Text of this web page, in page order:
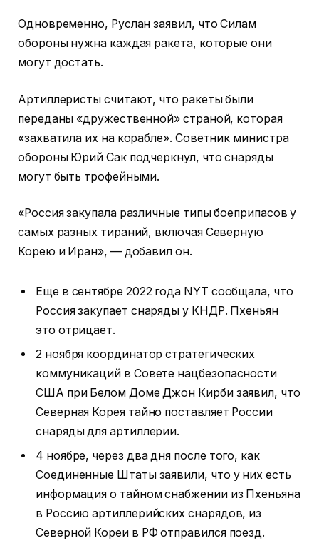
Одновременно, Руслан заявил, что Силам
обороны нужна каждая ракета, которые они
могут достать.
Артиллеристы считают, что ракеты были
переданы «дружественной» страной, которая
«захватила их на корабле». Советник министра
обороны Юрий Сак подчеркнул, что снаряды
могут быть трофейными.
«Россия закупала различные типы боеприпасов у
самых разных тираний, включая Северную
Корею и Иран», — добавил он.
Еще в сентябре 2022 года NYT сообщала, что
Россия закупает снаряды у КНДР. Пхеньян
это отрицает.
2 ноября координатор стратегических
коммуникаций в Совете нацбезопасности
США при Белом Доме Джон Кирби заявил, что
Северная Корея тайно поставляет России
снаряды для артиллерии.
4 ноябре, через два дня после того, как
Соединенные Штаты заявили, что у них есть
информация о тайном снабжении из Пхеньяна
в Россию артиллерийских снарядов, из
Северной Кореи в РФ отправился поезд.